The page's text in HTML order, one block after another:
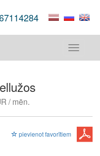
Toggle
/ mēn.
pievienot favorītiem